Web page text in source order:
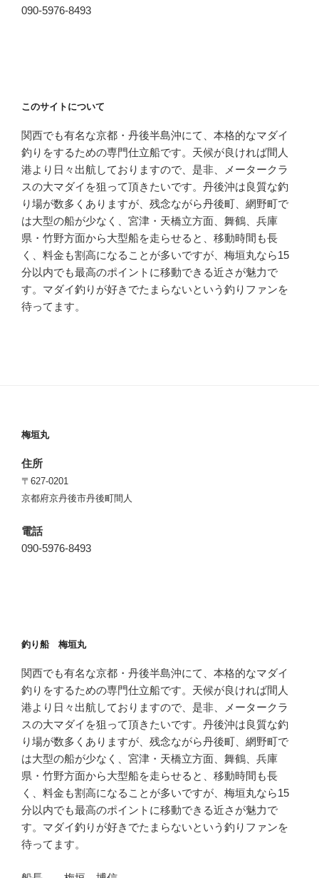
090-5976-8493
このサイトについて
関西でも有名な京都・丹後半島沖にて、本格的なマダイ
釣りをするための専門仕立船です。天候が良ければ間人
港より日々出航しておりますので、是非、メータークラ
スの大マダイを狙って頂きたいです。丹後沖は良質な釣
り場が数多くありますが、残念ながら丹後町、網野町で
は大型の船が少なく、宮津・天橋立方面、舞鶴、兵庫
県・竹野方面から大型船を走らせると、移動時間も長
く、料金も割高になることが多いですが、梅垣丸なら15
分以内でも最高のポイントに移動できる近さが魅力で
す。マダイ釣りが好きでたまらないという釣りファンを
待ってます。
梅垣丸
住所
〒627-0201
京都府京丹後市丹後町間人
電話
090-5976-8493
釣り船 梅垣丸
関西でも有名な京都・丹後半島沖にて、本格的なマダイ
釣りをするための専門仕立船です。天候が良ければ間人
港より日々出航しておりますので、是非、メータークラ
スの大マダイを狙って頂きたいです。丹後沖は良質な釣
り場が数多くありますが、残念ながら丹後町、網野町で
は大型の船が少なく、宮津・天橋立方面、舞鶴、兵庫
県・竹野方面から大型船を走らせると、移動時間も長
く、料金も割高になることが多いですが、梅垣丸なら15
分以内でも最高のポイントに移動できる近さが魅力で
す。マダイ釣りが好きでたまらないという釣りファンを
待ってます。